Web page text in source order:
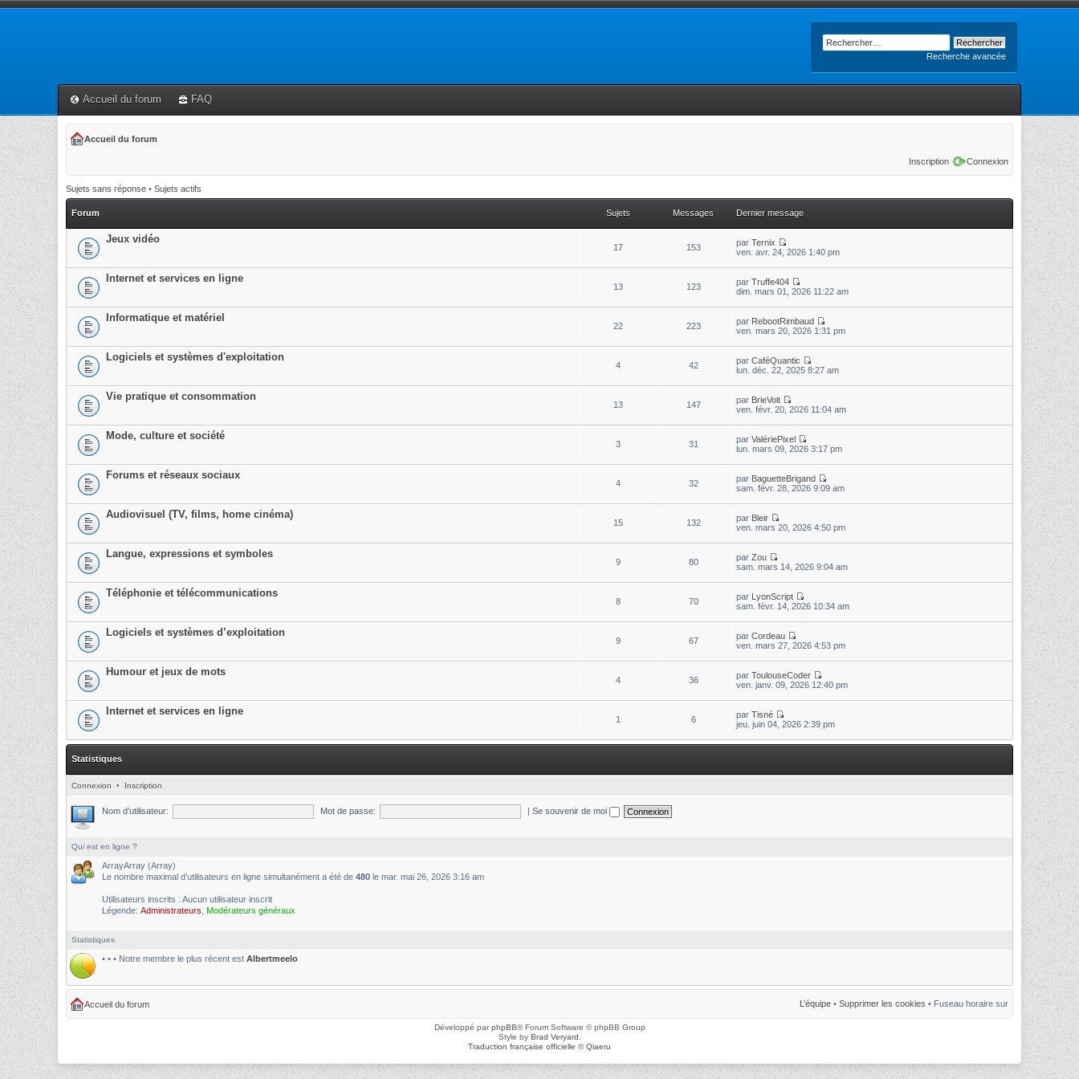
Recherche avancée
Accueil du forum FAQ
Accueil du forum
Inscription Connexion
Sujets sans réponse • Sujets actifs
Forum Sujets Messages Dernier message
Jeux vidéo
17 153 parTernix
ven. avr. 24, 2026 1:40 pm
Internet et services en ligne
13 123 parTruffe404
dim. mars 01, 2026 11:22 am
Informatique et matériel
22 223 par RebootRimbaud
ven. mars 20, 2026 1:31 pm
Logiciels et systèmes d'exploitation
4 42 parCaféQuantic
lun. déc. 22, 2025 8:27 am
Vie pratique et consommation
13 147 par BrieVolt
ven. févr. 20, 2026 11:04 am
Mode, culture et société
3 31 parValériePixel
lun. mars 09, 2026 3:17 pm
Forums et réseaux sociaux
4 32 par BaguetteBrigand
sam. févr. 28, 2026 9:09 am
Audiovisuel (TV, films, home cinéma)
15 132 par Bleir
ven. mars 20, 2026 4:50 pm
Langue, expressions et symboles
9 80 parZou
sam. mars 14, 2026 9:04 am
Téléphonie et télécommunications
8 70 par LyonScript
sam. févr. 14, 2026 10:34 am
Logiciels et systèmes d’exploitation
9 67 parCordeau
ven. mars 27, 2026 4:53 pm
Humour et jeux de mots
4 36 parToulouseCoder
ven. janv. 09, 2026 12:40 pm
Internet et services en ligne
1 6 parTisné
jeu. juin 04, 2026 2:39 pm
Statistiques
Connexion • Inscription
Nom d’utilisateur: Mot de passe: |Se souvenir de moi
Qui est en ligne ?
ArrayArray (Array)
Le nombre maximal d’utilisateurs en ligne simultanément a été de 480 le mar. mai 26, 2026 3:16 am
Utilisateurs inscrits : Aucun utilisateur inscrit
Légende: Administrateurs Modérateurs généraux
Statistiques
• • • Notre membre le plus récent est Albertmeelo
Accueil du forum L’équipe • Supprimer les cookies • Fuseau horaire sur
Développé parphpBB® Forum Software © phpBB Group
Style by Brad Veryard
Traduction française officielle ©Qiaeru